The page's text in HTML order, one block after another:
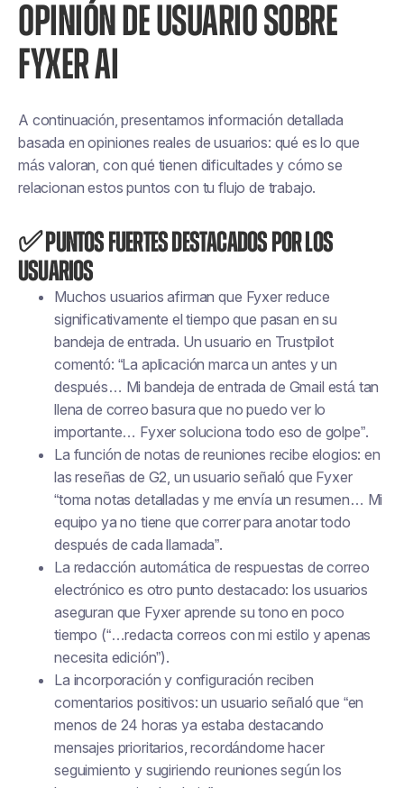
OPINIÓN DE USUARIO SOBRE
FYXER AI
A continuación, presentamos información detallada
basada en opiniones reales de usuarios: qué es lo que
más valoran, con qué tienen dificultades y cómo se
relacionan estos puntos con tu flujo de trabajo.
✅ Puntos fuertes destacados por los
usuarios
Muchos usuarios afirman que Fyxer reduce
significativamente el tiempo que pasan en su
bandeja de entrada. Un usuario en Trustpilot
comentó: “La aplicación marca un antes y un
después… Mi bandeja de entrada de Gmail está tan
llena de correo basura que no puedo ver lo
importante… Fyxer soluciona todo eso de golpe”.
La función de notas de reuniones recibe elogios: en
las reseñas de G2, un usuario señaló que Fyxer
“toma notas detalladas y me envía un resumen… Mi
equipo ya no tiene que correr para anotar todo
después de cada llamada”.
La redacción automática de respuestas de correo
electrónico es otro punto destacado: los usuarios
aseguran que Fyxer aprende su tono en poco
tiempo (“…redacta correos con mi estilo y apenas
necesita edición”).
La incorporación y configuración reciben
comentarios positivos: un usuario señaló que “en
menos de 24 horas ya estaba destacando
mensajes prioritarios, recordándome hacer
seguimiento y sugiriendo reuniones según los